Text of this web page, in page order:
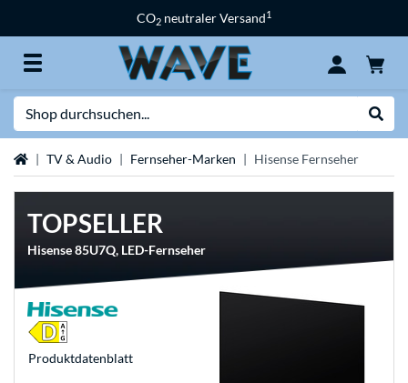
CO2 neutraler Versand1
StartseiteTV & Audio Fernseher-Marken Hisense Fernseher
TOPSELLER
Hisense 85U7Q, LED-Fernseher
Produkt­datenblatt